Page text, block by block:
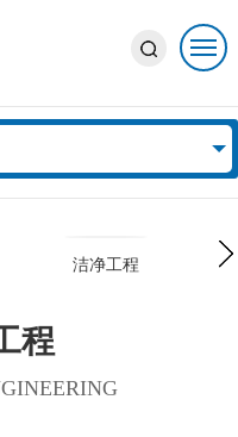
洁净工程
程